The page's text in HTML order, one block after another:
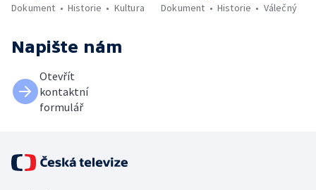
Dokument
Historie Kultura
Dokument
Historie Válečný
Napište nám
Otevřít
kontaktní
formulář